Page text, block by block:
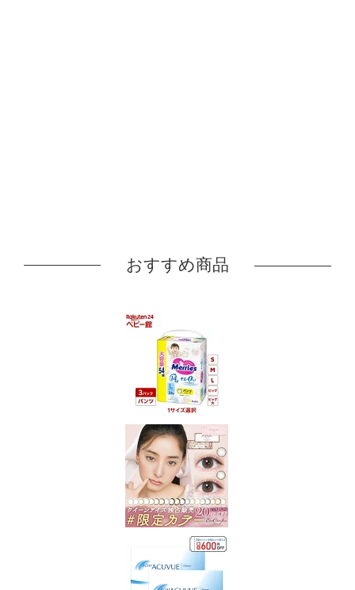
おすすめ商品